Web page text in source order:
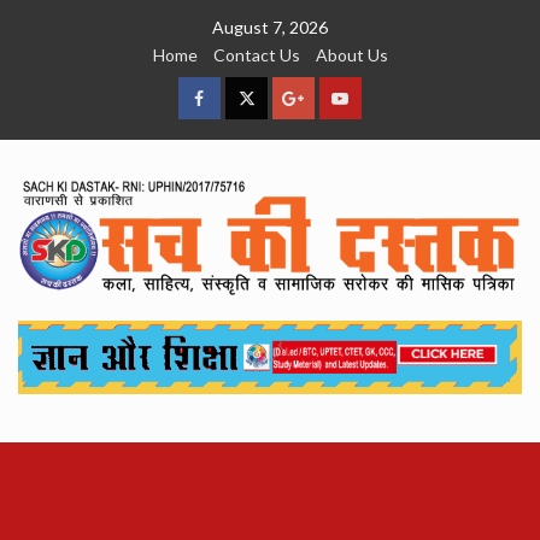
August 7, 2026
Home
Contact Us About Us
facebookTwitterGoogleYouTube